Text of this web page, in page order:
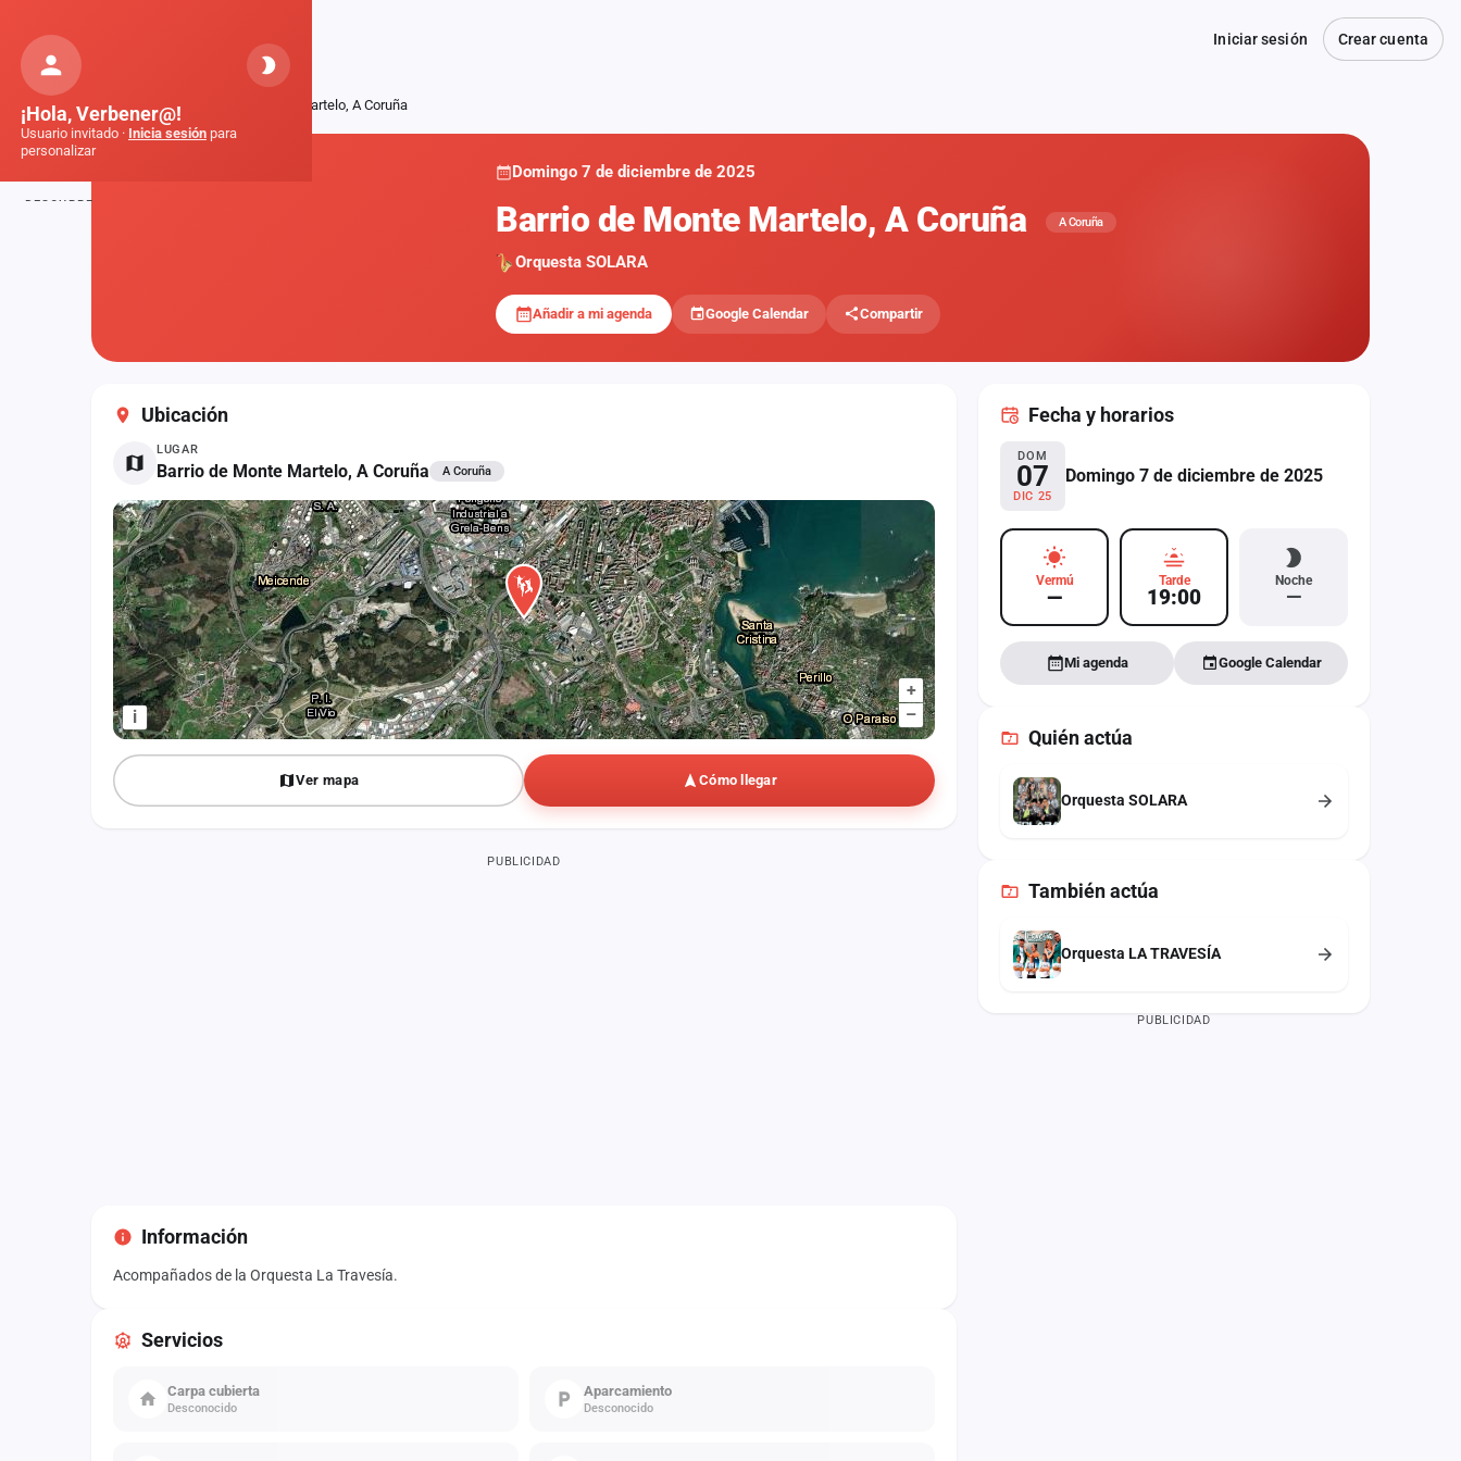
Iniciar sesión Crear cuenta
Inicio Fiestas Barrio de Monte Martelo, A Coruña
Domingo 7 de diciembre de 2025
Barrio de Monte Martelo, A Coruña A Coruña
Orquesta SOLARA
Añadir a mi agenda Google Calendar Compartir
Ubicación
LUGAR
Barrio de Monte Martelo, A Coruña A Coruña
+
–
i
Ver mapa Cómo llegar
PUBLICIDAD
Información
Acompañados de la Orquesta La Travesía.
Servicios
Carpa cubierta
Desconocido
Aparcamiento
Desconocido
Fecha y horarios
DOM
07
DIC 25
Domingo 7 de diciembre de 2025
Vermú
—
Tarde
19:00
Noche
—
Mi agenda Google Calendar
Quién actúa
Orquesta SOLARA
Tambiénactúa
Orquesta LA TRAVESÍA
PUBLICIDAD
¡Hola, Verbener@!
Usuario invitado · Inicia sesión para
personalizar
DESCUBRE
Mapa de fiestas
Componentes
Iniciar sesión
Crear cuenta